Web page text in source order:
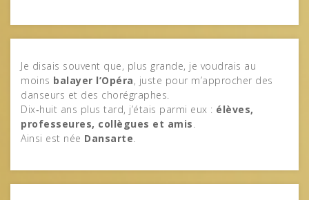
Je disais souvent que, plus grande, je voudrais au
moins balayer l’Opéra, juste pour m’approcher des
danseurs et des chorégraphes.
Dix‑huit ans plus tard, j’étais parmi eux : élèves,
professeures, collègues et amis
Ainsi est née Dansarte